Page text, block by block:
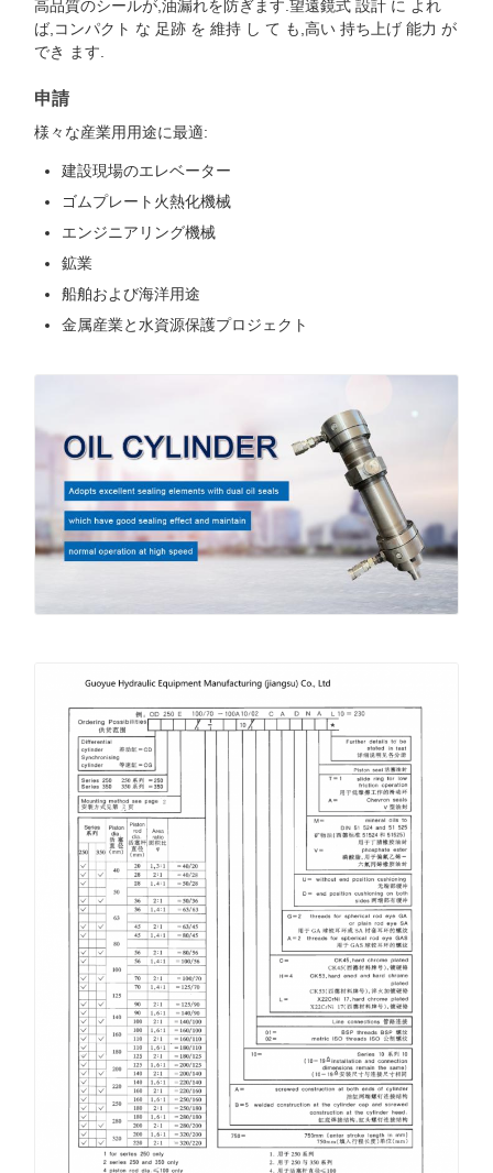
高品質のシールが,油漏れを防ぎます.望遠鏡式 設計 に よれ
ば,コンパクト な 足跡 を 維持 し て も,高い 持ち上げ 能力 が
でき ます.
申請
様々な産業用用途に最適:
建設現場のエレベーター
ゴムプレート火熱化機械
エンジニアリング機械
鉱業
船舶および海洋用途
金属産業と水資源保護プロジェクト